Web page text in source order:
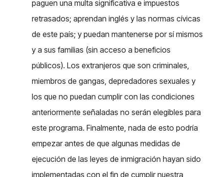
paguen una multa significativa e impuestos
retrasados; aprendan inglés y las normas cívicas
de este país; y puedan mantenerse por sí mismos
y a sus familias (sin acceso a beneficios
públicos). Los extranjeros que son criminales,
miembros de gangas, depredadores sexuales y
los que no puedan cumplir con las condiciones
anteriormente señaladas no serán elegibles para
este programa. Finalmente, nada de esto podría
empezar antes de que algunas medidas de
ejecución de las leyes de inmigración hayan sido
implementadas con el fin de cumplir nuestra